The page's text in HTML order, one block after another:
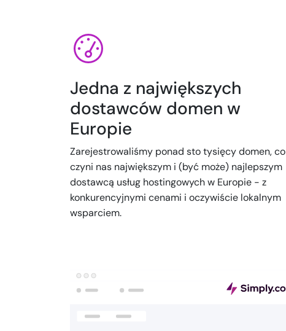
Jedna z największych
dostawców domen w
Europie
Zarejestrowaliśmy ponad sto tysięcy domen, co
czyni nas największym i (być może) najlepszym
dostawcą usług hostingowych w Europie - z
konkurencyjnymi cenami i oczywiście lokalnym
wsparciem.